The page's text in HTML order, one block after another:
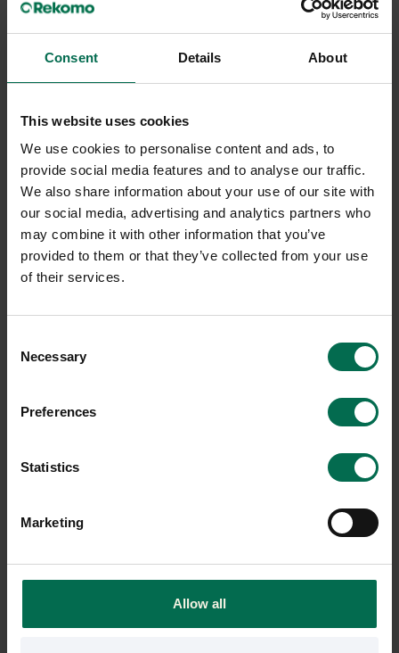
Consent Details About
This website uses cookies
We use cookies to personalise content and ads, to
provide social media features and to analyse our traffic.
We also share information about your use of our site with
our social media, advertising and analytics partners who
may combine it with other information that you’ve
provided to them or that they’ve collected from your use
of their services.
Selection
Necessary
Preferences
Statistics
Marketing
Allow all
-88%
Matting
Flexbord Minidesk
249 kr 1995 kr
RH
7990 kr